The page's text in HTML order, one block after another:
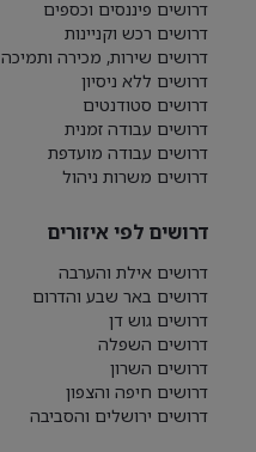
דרושים פיננסים וכספים
דרושים רכש וקניינות
דרושים שירות, מכירה ותמיכה
דרושים ללא ניסיון
דרושים סטודנטים
דרושים עבודה זמנית
דרושים עבודה מועדפת
דרושים משרות ניהול
דרושים לפי איזורים
דרושים אילת והערבה
דרושים באר שבע והדרום
דרושים גוש דן
דרושים השפלה
דרושים השרון
דרושים חיפה והצפון
דרושים ירושלים והסביבה